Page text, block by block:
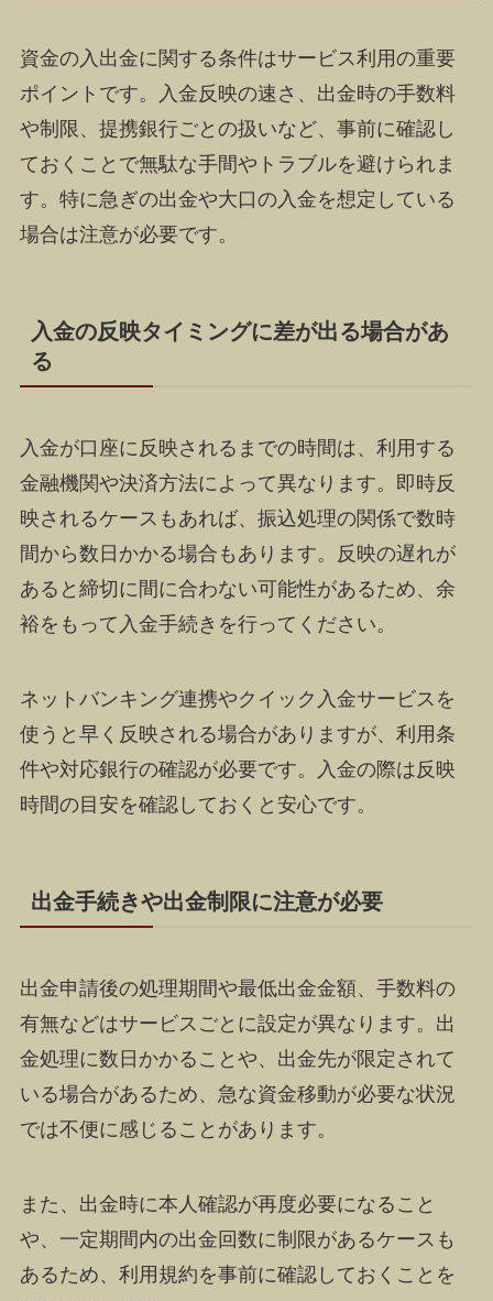
資金の入出金に関する条件はサービス利用の重要
ポイントです。入金反映の速さ、出金時の手数料
や制限、提携銀行ごとの扱いなど、事前に確認し
ておくことで無駄な手間やトラブルを避けられま
す。特に急ぎの出金や大口の入金を想定している
場合は注意が必要です。
入金の反映タイミングに差が出る場合があ
る
入金が口座に反映されるまでの時間は、利用する
金融機関や決済方法によって異なります。即時反
映されるケースもあれば、振込処理の関係で数時
間から数日かかる場合もあります。反映の遅れが
あると締切に間に合わない可能性があるため、余
裕をもって入金手続きを行ってください。
ネットバンキング連携やクイック入金サービスを
使うと早く反映される場合がありますが、利用条
件や対応銀行の確認が必要です。入金の際は反映
時間の目安を確認しておくと安心です。
出金手続きや出金制限に注意が必要
出金申請後の処理期間や最低出金金額、手数料の
有無などはサービスごとに設定が異なります。出
金処理に数日かかることや、出金先が限定されて
いる場合があるため、急な資金移動が必要な状況
では不便に感じることがあります。
また、出金時に本人確認が再度必要になること
や、一定期間内の出金回数に制限があるケースも
あるため、利用規約を事前に確認しておくことを